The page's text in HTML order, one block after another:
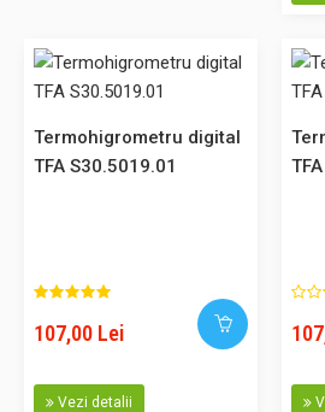
Termohigrometru digital cu magnet
tendinta temperatura si tendinta
constant, descrescator. Culoare
valori..
Termohigrometru digital
TFA S30.5019.01
107,00 Lei
Vezi detalii